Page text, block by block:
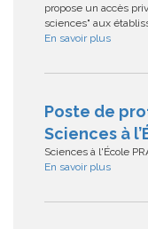
propose un accès
sciences" aux
En savoir plus
Poste de
Sciences à
Sciences à l'École
En savoir plus